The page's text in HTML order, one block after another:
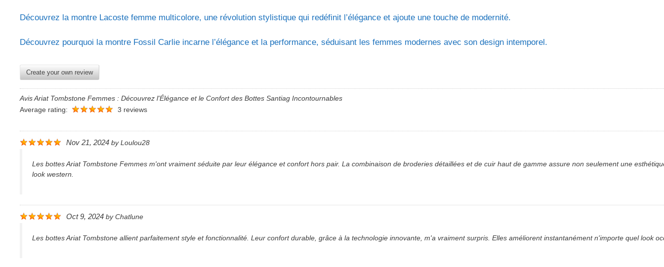
Découvrez la montre Lacoste femme multicolore, une révolution stylistique qui redéfinit l’élégance et ajoute une touche de modernité.
Découvrez pourquoi la montre Fossil Carlie incarne l’élégance et la performance, séduisant les femmes modernes avec son design intemporel.
Create your own review
Avis Ariat Tombstone Femmes : Découvrez l'Élégance et le Confort des Bottes Santiag Incontournables
Average rating:
3 reviews
Nov 21, 2024 by Loulou28
Les bottes Ariat Tombstone Femmes m'ont vraiment séduite par leur élégance et confort hors pair. La combinaison de broderies détaillées et de cuir haut de gamme assure non seulement une
look western.
Oct 9, 2024 by Chatlune
Les bottes Ariat Tombstone allient parfaitement style et fonctionnalité. Leur confort durable, grâce à la technologie innovante, m'a vraiment surpris. Elles améliorent instantanément n'importe quel look